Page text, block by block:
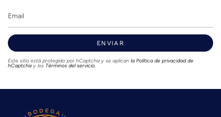
ENVIAR
Este sitio está protegido por hCaptcha y se aplican la Política de privacidad de
hCaptcha y los Términos del servicio.